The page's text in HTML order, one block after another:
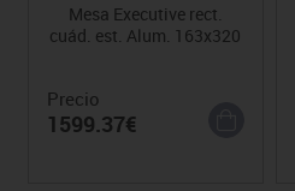
Mesa Executive rect.
cuád. est. Alum. 163x320
Precio
1599.37€